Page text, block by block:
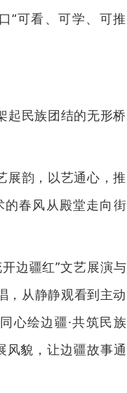
“可看、可学、可推
起民族团结的无形桥
展韵，以艺通心，推
春风从殿堂走向街
边疆红”文艺展演与
，从静静观看到主动
心绘边疆·共筑民族
风貌，让边疆故事通